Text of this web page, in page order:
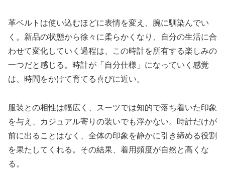
革ベルトは使い込むほどに表情を変え、腕に馴染んでい
く。新品の状態から徐々に柔らかくなり、自分の生活に合
わせて変化していく過程は、この時計を所有する楽しみの
一つだと感じる。時計が「自分仕様」になっていく感覚
は、時間をかけて育てる喜びに近い。
服装との相性は幅広く、スーツでは知的で落ち着いた印象
を与え、カジュアル寄りの装いでも浮かない。時計だけが
前に出ることはなく、全体の印象を静かに引き締める役割
を果たしてくれる。その結果、着用頻度が自然と高くな
る。